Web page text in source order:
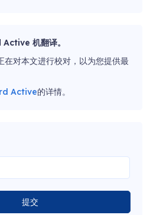
机翻译。
在对本文进行校对，以为您提供最
Active的详情。
提交